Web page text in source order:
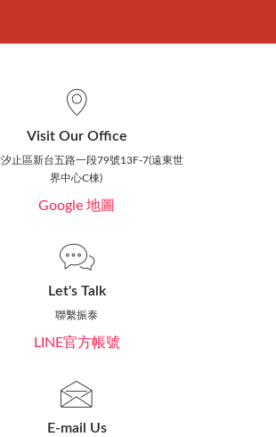
Visit Our Office
止區新台五路一段79號13F-7(遠東世
界中心C棟)
Google 地圖
Let's Talk
聯繫振泰
LINE官方帳號
E-mail Us